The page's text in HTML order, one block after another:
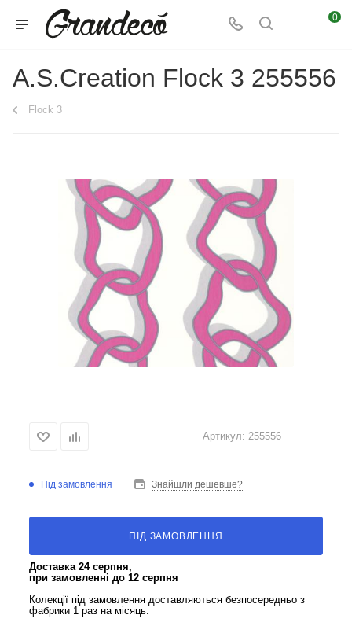
0
A.S.Creation Flock 3 255556
Flock 3
Артикул: 255556
Під замовлення Знайшли дешевше?
ПІД ЗАМОВЛЕННЯ
Доставка 24 серпня,
при замовленні до 12 серпня
Колекції під замовлення доставляються безпосередньо з
фабрики 1 раз на місяць.